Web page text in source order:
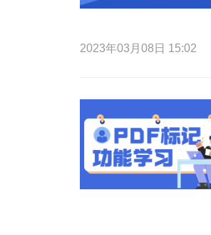
2023年03月08日 15:02